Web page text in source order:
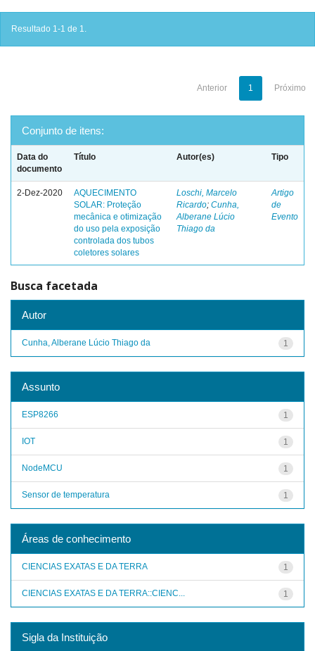
Resultado 1-1 de 1.
Anterior 1 Próximo
Conjunto de itens:
Data do
documento
Título Autor(es) Tipo
2-Dez-2020
AQUECIMENTO
SOLAR: Proteção
mecânica e otimização
do uso pela exposição
controlada dos tubos
coletores solares
Loschi, Marcelo
Ricardo; Cunha,
Alberane Lúcio
Thiago da
Artigo
de
Evento
Busca facetada
Autor
1
Cunha, Alberane Lúcio Thiago da
Assunto
1
ESP8266
1
IOT
1
NodeMCU
1
Sensor de temperatura
Áreas de conhecimento
1
CIENCIAS EXATAS E DA TERRA
1
CIENCIAS EXATAS E DA TERRA::CIENC...
Sigla da Instituição